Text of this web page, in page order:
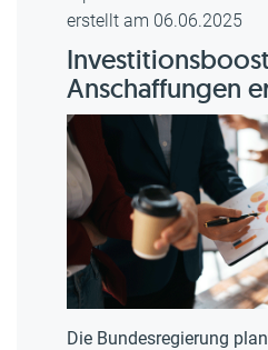
erstellt am 06.06.2025
Anschaffungen
Die Bundesregierung